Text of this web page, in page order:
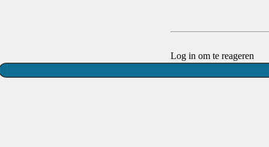
Log in om te reageren